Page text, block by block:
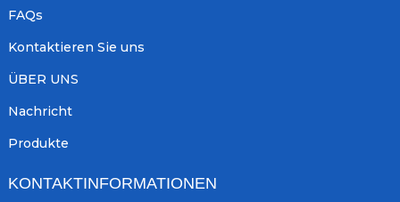
FAQs
Kontaktieren Sie uns
ÜBER UNS
Nachricht
Produkte
KONTAKTINFORMATIONEN